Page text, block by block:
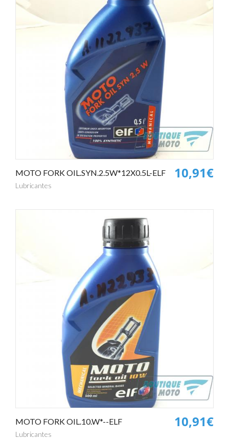
MOTO FORK OIL.SYN.2.5W*12X0.5L-ELF
Lubricantes
10,91€
MOTO FORK OIL.10.W*--ELF
Lubricantes
10,91€